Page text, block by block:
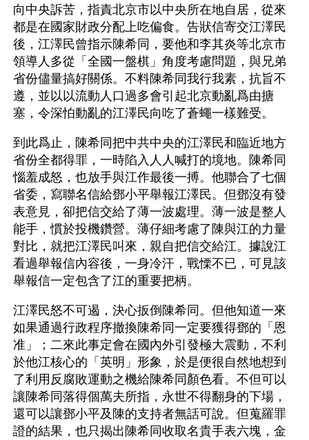
向中央訴苦，指責北京市以中央所在地自居，從來
都是在國家財政分配上吃偏食。告狀信寄交江澤民
後，江澤民曾指示陳希同，要他和李其炎等北京市
領導人多從「全國一盤棋」角度考慮問題，與兄弟
省份儘量搞好關係。不料陳希同我行我素，抗旨不
遵，並以以流動人口過多會引起北京動亂爲由搪
塞，令深怕動亂的江澤民向吃了蒼蠅一樣難受。
到此爲止，陳希同把中共中央的江澤民和臨近地方
省份全都得罪，一時陷入人人喊打的境地。陳希同
惱羞成怒，也放手與江作最後一搏。他聯合了七個
省委，寫聯名信給鄧小平舉報江澤民。但鄧沒有發
表意見，卻把信交給了薄一波處理。薄一波是整人
能手，慣於投機鑽營。薄仔細考慮了陳與江的力量
對比，就把江澤民叫來，親自把信交給江。據說江
看過舉報信內容後，一身冷汗，戰慄不已，可見該
舉報信一定包含了江的重要把柄。
江澤民怒不可遏，決心扳倒陳希同。但他知道一來
如果通過行政程序撤換陳希同一定要獲得鄧的「恩
准」；二來此事定會在國內外引發極大震動，不利
於他江核心的「英明」形象，於是便很自然地想到
了利用反腐敗運動之機給陳希同顏色看。不但可以
讓陳希同落得個萬夫所指，永世不得翻身的下場，
還可以讓鄧小平及陳的支持者無話可說。但蒐羅罪
證的結果，也只揭出陳希同收取名貴手表六塊，金